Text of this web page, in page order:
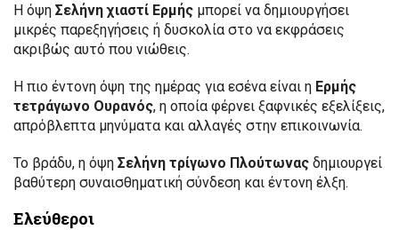
Η όψη Σελήνη χιαστί Ερμής μπορεί να δημιουργήσει
μικρές παρεξηγήσεις ή δυσκολία στο να εκφράσεις
ακριβώς αυτό που νιώθεις.
Η πιο έντονη όψη της ημέρας για εσένα είναι η Ερμής
τετράγωνο Ουρανός, η οποία φέρνει ξαφνικές εξελίξεις,
απρόβλεπτα μηνύματα και αλλαγές στην επικοινωνία.
Το βράδυ, η όψη Σελήνη τρίγωνο Πλούτωνας δημιουργεί
βαθύτερη συναισθηματική σύνδεση και έντονη έλξη.
Ελεύθεροι